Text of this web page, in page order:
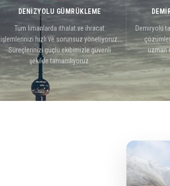
DENİZYOLU GÜMRÜKLEME
Tüm limanlarda ithalat ve ihracat
işlemlerinizi hızlı ve sorunsuz yönetiyoruz.
Süreçlerinizi güçlü ekibimizle güvenli
şekilde tamamlıyoruz.
Demiryolu
uzman